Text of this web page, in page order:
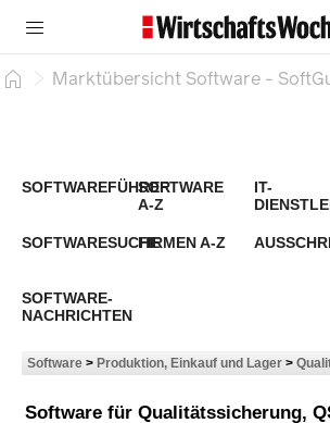
Marktübersicht Software -
SOFTWAREFÜHRERSOFTWARE
A-Z
IT-
SOFTWARESUCHEFIRMEN A-Z
SOFTWARE-
NACHRICHTEN
Software > Produktion, Einkauf und Lager >
Software für Qualitätssicherung,